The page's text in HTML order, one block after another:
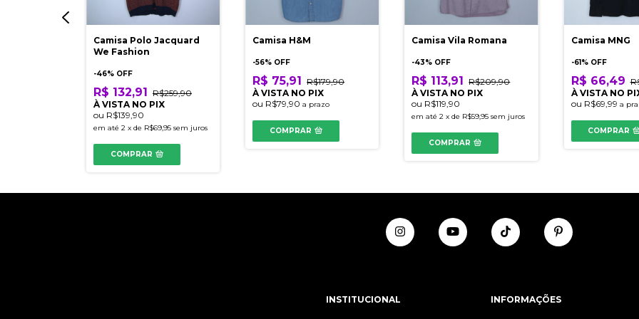
Camisa Polo Jacquard
We Fashion
-46% OFF
R$ 132,91 R$259,90
À VISTA NO PIX
ou R$139,90
em até 2 x de R$69,95 sem juros
COMPRAR
Camisa H&M
-56% OFF
R$ 75,91 R$179,90
À VISTA NO PIX
ou R$79,90a prazo
COMPRAR
Camisa Vila Romana
-43% OFF
R$ 113,91 R$209,90
À VISTA NO PIX
ou R$119,90
em até2 xde R$59,95 sem juros
COMPRAR
Camisa MNG
-61% OFF
R$ 66,49
À VISTA NO
ou R$69,99 a
COMPRAR
INSTITUCIONAL INFORMAÇÕES